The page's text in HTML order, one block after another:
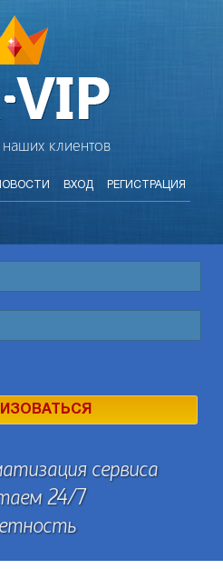
клиентов
ВХОД РЕГИСТРАЦИЯ
сервиса
24/7